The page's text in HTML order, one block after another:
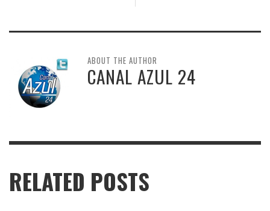
ABOUT THE AUTHOR
CANAL AZUL 24
RELATED POSTS